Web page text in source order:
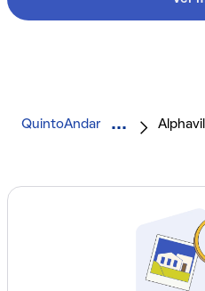
QuintoAndar